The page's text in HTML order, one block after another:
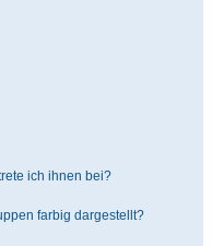
ich ihnen bei?
farbig dargestellt?